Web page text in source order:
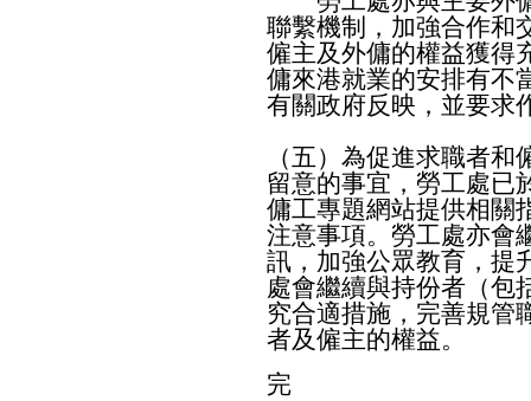
聯繫機制，加強合作和
僱主及外傭的權益獲得
傭來港就業的安排有不
有關政府反映，並要求
（五）為促進求職者
留意的事宜，勞工處已
傭工專題網站提供相關
注意事項。勞工處亦會
訊，加強公眾教育，提
處會繼續與持份者（包
究合適措施，完善規管
者及僱主的權益。
完